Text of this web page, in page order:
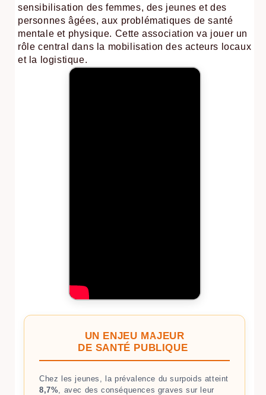
sensibilisation des femmes, des jeunes et des
personnes âgées, aux problématiques de santé
mentale et physique. Cette association va jouer un
rôle central dans la mobilisation des acteurs locaux
et la logistique.
UN ENJEU MAJEUR
DE SANTÉ PUBLIQUE
Chez les jeunes, la prévalence du surpoids atteint
8,7% , avec des conséquences graves sur leur